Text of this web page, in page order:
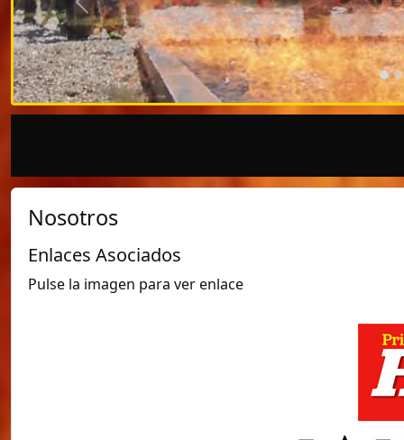
Anterior
Nosotros
Enlaces Asociados
Pulse la imagen para ver enlace